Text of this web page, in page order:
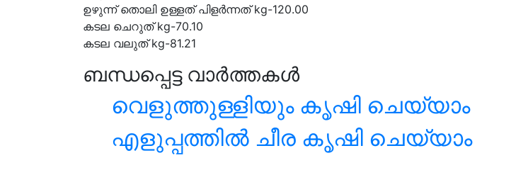
ഉഴുന്ന് തൊലി ഉള്ളത് പിളർന്നത് kg-120.00
കടല ചെറുത് kg-70.10
കടല വലുത് kg-81.21
ബന്ധപ്പെട്ട വാർത്തകൾ
വെളുത്തുള്ളിയും കൃഷി ചെയ്യാം
എളുപ്പത്തില്‍ ചീര കൃഷി ചെയ്യാം